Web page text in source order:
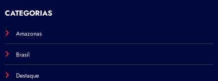
CATEGORIAS
Amazonas
Brasil
Destaque